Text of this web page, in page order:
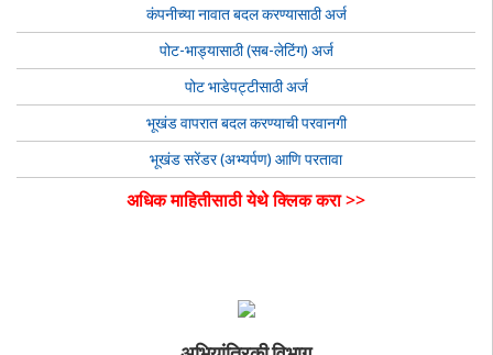
कंपनीच्या नावात बदल करण्यासाठी अर्ज
पोट-भाड्यासाठी (सब-लेटिंग) अर्ज
पोट भाडेपट्टीसाठी अर्ज
भूखंड वापरात बदल करण्याची परवानगी
भूखंड सरेंडर (अभ्यर्पण) आणि परतावा
अधिक माहितीसाठी येथे क्लिक करा >>